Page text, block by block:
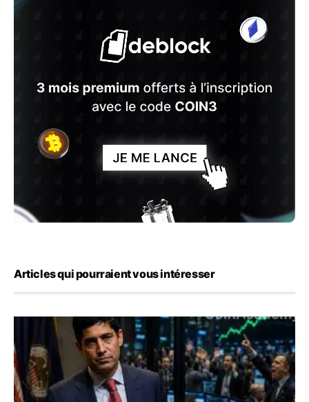
Articles qui pourraient vous intéresser
Emploi américain : 23 000 postes détruits en juillet, les